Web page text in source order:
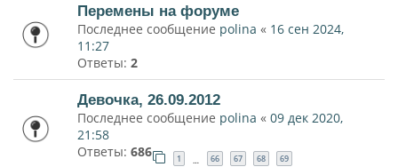
Перемены на форуме
Последнее сообщение polina « 16 сен 2024,
11:27
Ответы: 2
Девочка, 26.09.2012
Последнее сообщение polina « 09 дек 2020,
21:58
Ответы: 686 1 … 66 67 68 69